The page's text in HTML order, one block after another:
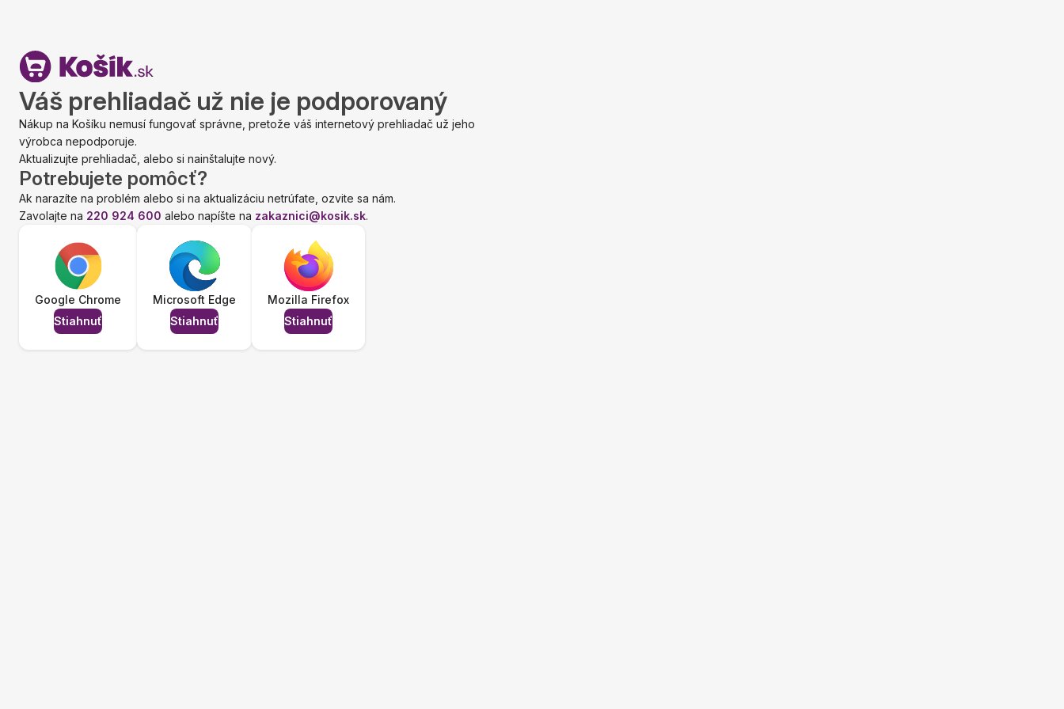
Váš prehliadač už nie je podporovaný
Nákup na Košíku nemusí fungovať správne, pretože váš internetový prehliadač už jeho
výrobca nepodporuje.
Aktualizujte prehliadač, alebo si nainštalujte nový.
Potrebujete pomôcť?
Ak narazíte na problém alebo si na aktualizáciu netrúfate, ozvite sa nám.
Zavolajte na 220 924 600 alebo napíšte na zakaznici@kosik.sk.
Google Chrome
Stiahnuť
Microsoft Edge
Stiahnuť
Mozilla Firefox
Stiahnuť